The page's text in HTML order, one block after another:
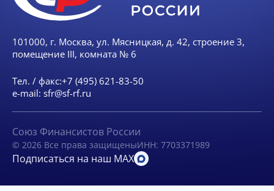
101000, г. Москва, ул. Мясницкая, д. 42, строение 3,
помещение III, комната № 6
Тел. / факс:+7 (495) 621-83-50
e-mail: sfr@sf-rf.ru
Союз Финансистов России
© 2026 Все права защищеныИНН: 7703371989
Подписаться на наш MAX